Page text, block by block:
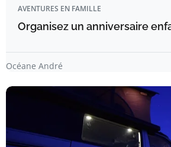
AVENTURES EN FAMILLE
Organisez un anniversaire
Océane André